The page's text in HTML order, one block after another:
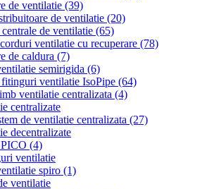
de ventilatie (39)
de ventilatie (20)
de ventilatie (65)
ventilatie cu recuperare (78)
de caldura (7)
semirigida (6)
ventilatie IsoPipe (64)
ventilatie centralizata (4)
centralizate
de ventilatie centralizata (27)
decentralizate
(4)
ventilatie
spiro (1)
ventilatie